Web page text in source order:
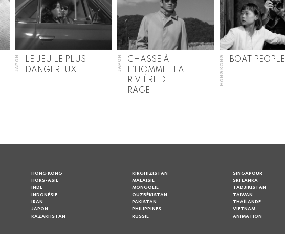
JAPON
LE JEU LE PLUS
DANGEREUX
JAPON
CHASSE À
L’HOMME : LA
RIVIÈRE DE
RAGE
HONG KONG BOAT PEOPLE
HONG KONG
HORS-ASIE
INDE
INDONÉSIE
IRAN
JAPON
KAZAKHSTAN
KIRGHIZISTAN
MALAISIE
MONGOLIE
OUZBÉKISTAN
PAKISTAN
PHILIPPINES
RUSSIE
SINGAPOUR
SRI LANKA
TADJIKISTAN
TAIWAN
THAÏLANDE
VIETNAM
ANIMATION